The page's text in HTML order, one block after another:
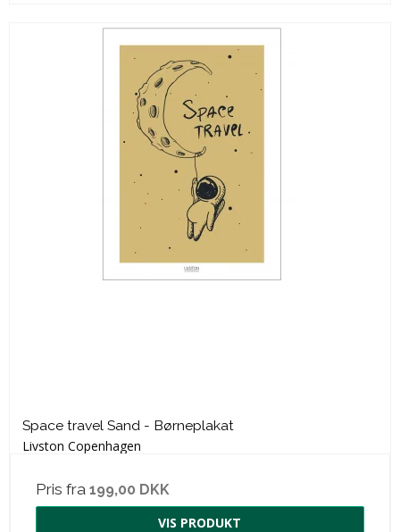
Space travel Sand - Børneplakat
Livston Copenhagen
Pris fra 199,00 DKK
VIS PRODUKT